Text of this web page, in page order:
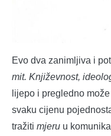
Evo dva zanimljiva i
mit. Književnost,
lijepo i pregledno
svaku cijenu
tražiti mjeru u